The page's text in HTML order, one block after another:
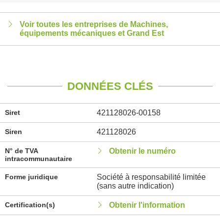
Voir toutes les entreprises de Machines,
équipements mécaniques et Grand Est
DONNÉES CLÉS
Siret 421128026-00158
Siren 421128026
N° de TVA
intracommunautaire
Obtenir le numéro
Forme juridique
Société à responsabilité limitée
(sans autre indication)
Certification(s) Obtenir l'information